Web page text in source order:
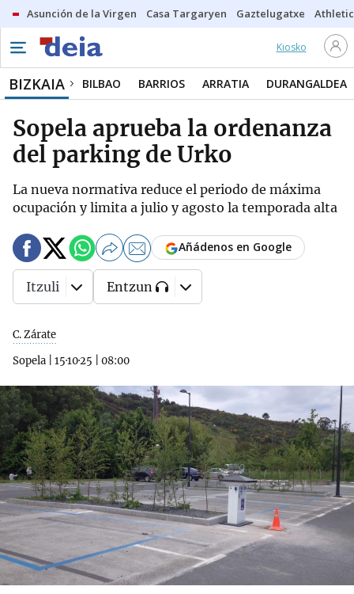
Asunción de la Virgen Casa Targaryen Gaztelugatxe Athletic
Kiosko
BIZKAIA BILBAO BARRIOS ARRATIA DURANGALDEA
Sopela aprueba la ordenanza
del parking de Urko
La nueva normativa reduce el periodo de máxima
ocupación y limita a julio y agosto la temporada alta
C. Zárate
Sopela
15·10·25 08:00
Añádenos en Google
Itzuli Entzun